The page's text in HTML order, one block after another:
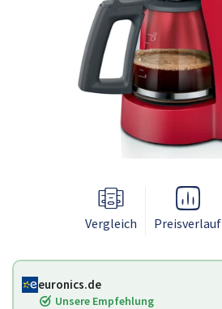
Vergleich Preisverlauf
euronics.de
Unsere Empfehlung